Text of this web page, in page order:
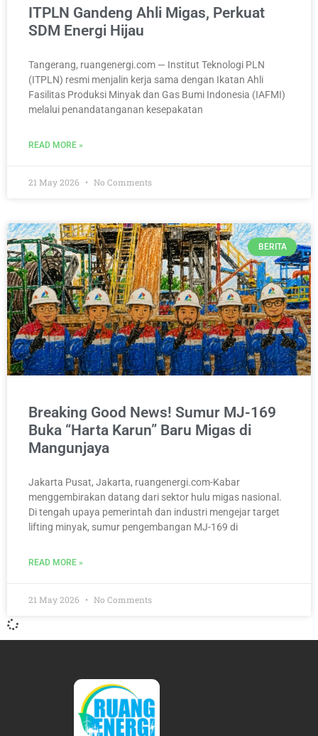
ITPLN Gandeng Ahli Migas, Perkuat
SDM Energi Hijau
Tangerang, ruangenergi.com — Institut Teknologi PLN
(ITPLN) resmi menjalin kerja sama dengan Ikatan Ahli
Fasilitas Produksi Minyak dan Gas Bumi Indonesia (IAFMI)
melalui penandatanganan kesepakatan
READ MORE »
21 May 2026 No Comments
BERITA
Breaking Good News! Sumur MJ-169
Buka “Harta Karun” Baru Migas di
Mangunjaya
Jakarta Pusat, Jakarta, ruangenergi.com-Kabar
menggembirakan datang dari sektor hulu migas nasional.
Di tengah upaya pemerintah dan industri mengejar target
lifting minyak, sumur pengembangan MJ-169 di
READ MORE »
21 May 2026 No Comments